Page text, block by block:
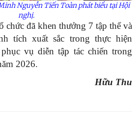
Nguyễn Tiến Toànphát biểu tại Hội
nghị.
chức đã khen thưởng 7 tập thể và
tích xuất sắc trong thực hiện
vụ diễn tập tác chiến trong
2026.
Hữu Thu